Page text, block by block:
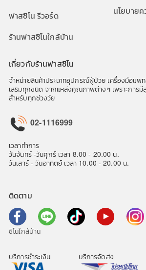
ฟาสซิโน รีวอร์ด
ร้านฟาสซิโนใกล้บ้าน
นโยบาย
เกี่ยวกับร้านฟาสซิโน
จำหน่ายสินค้าประเภทอุปกรณ์ผู้ป่วย เครื่องมือแพ
เสริมทุกชนิด จากแหล่งคุณภาพต่างๆ เพราะการ
สำหรับทุกช่วงวัย
02-1116999
เวลาทำการ
วันจันทร์ -วันศุกร์ เวลา 8.00 - 20.00 น.
วันเสาร์ - วันอาทิตย์ เวลา 10.00 - 20.00 น.
ติดตาม
ซิโนใกล้บ้าน
บริการชำระเงิน บริการจัดส่ง